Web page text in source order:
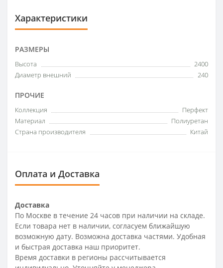
Характеристики
РАЗМЕРЫ
Высота
2400
Диаметр внешний
240
ПРОЧИЕ
Коллекция
Перфект
Материал
Полиуретан
Страна производителя
Китай
Оплата и Доставка
Доставка
По Москве в течение 24 часов при наличии на складе.
Если товара нет в наличии, согласуем ближайшую
возможную дату. Возможна доставка частями. Удобная
и быстрая доставка наш приоритет.
Время доставки в регионы рассчитывается